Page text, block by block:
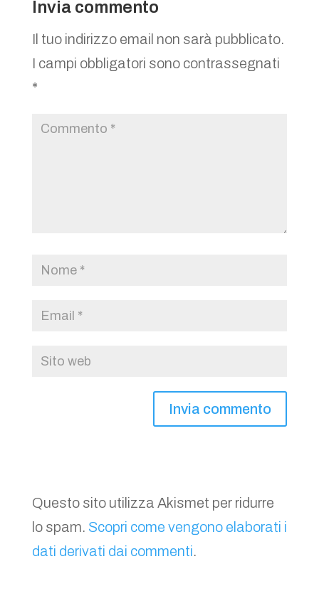
Invia commento
Il tuo indirizzo email non sarà pubblicato.
I campi obbligatori sono contrassegnati
*
Questo sito utilizza Akismet per ridurre
lo spam. Scopri come vengono elaborati i
dati derivati dai commenti.